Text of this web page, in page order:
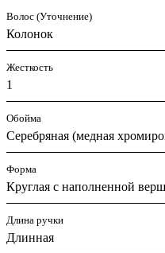
Волос (Уточнение)
Колонок
Жесткость
1
Обойма
Cеребряная (медная
Форма
Круглая с наполненной
Длина ручки
Длинная